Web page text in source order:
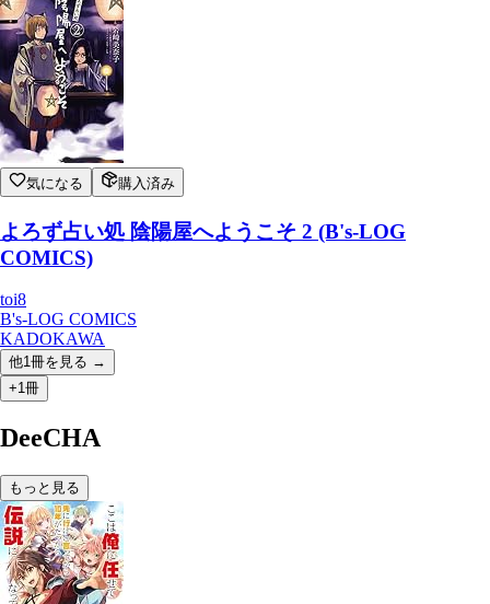
気になる 購入済み
よろず占い処 陰陽屋へようこそ 2 (B's-LOG
COMICS)
toi8
B's-LOG COMICS
KADOKAWA
他1冊を見る →
+1冊
DeeCHA
もっと見る